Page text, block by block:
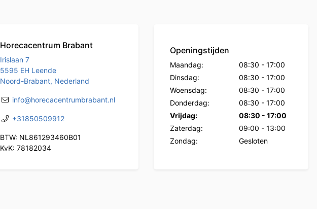
Horecacentrum Brabant
Irislaan 7
5595 EH Leende
Noord-Brabant, Nederland
info@horecacentrumbrabant.nl
+31850509912
BTW: NL861293460B01
KvK: 78182034
Openingstijden
Maandag: 08:30 - 17:00
Dinsdag:
08:30 - 17:00
Woensdag:
08:30 - 17:00
Donderdag:
08:30 - 17:00
Vrijdag:
08:30 - 17:00
Zaterdag:
09:00 - 13:00
Zondag:
Gesloten